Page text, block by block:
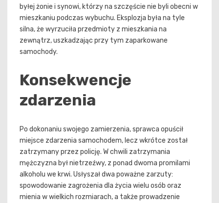
byłej żonie i synowi, którzy na szczęście nie byli obecni w
mieszkaniu podczas wybuchu. Eksplozja była na tyle
silna, że wyrzuciła przedmioty z mieszkania na
zewnątrz, uszkadzając przy tym zaparkowane
samochody.
Konsekwencje
zdarzenia
Po dokonaniu swojego zamierzenia, sprawca opuścił
miejsce zdarzenia samochodem, lecz wkrótce został
zatrzymany przez policję. W chwili zatrzymania
mężczyzna był nietrzeźwy, z ponad dwoma promilami
alkoholu we krwi. Usłyszał dwa poważne zarzuty:
spowodowanie zagrożenia dla życia wielu osób oraz
mienia w wielkich rozmiarach, a także prowadzenie